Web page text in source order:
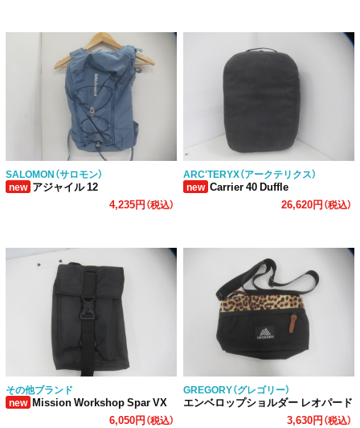
SALOMON（サロモン）
new アジャイル 12
4,235円（税込）
ARC'TERYX（アークテリクス）
new Carrier 40 Duffle
26,620円（税込）
その他ブランド
new Mission Workshop Spar VX
6,050円（税込）
GREGORY（グレゴリー）
エンベロップショルダー レオパード
3,630円（税込）